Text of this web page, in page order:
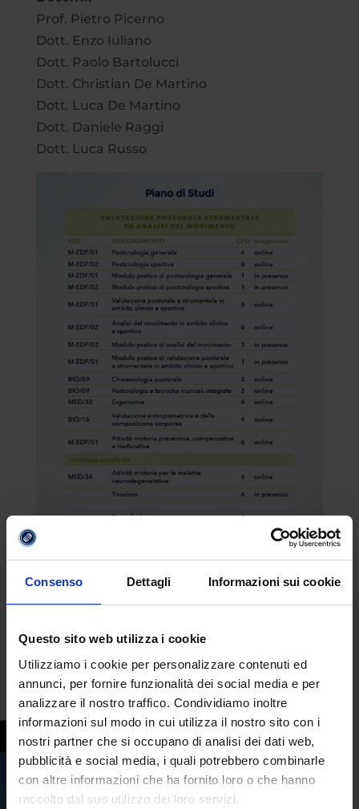
Consenso Dettagli Informazioni sui cookie
Questo sito web utilizza i cookie
Utilizziamo i cookie per personalizzare contenuti ed
annunci, per fornire funzionalità dei social media e per
analizzare il nostro traffico. Condividiamo inoltre
informazioni sul modo in cui utilizza il nostro sito con i
nostri partner che si occupano di analisi dei dati web,
pubblicità e social media, i quali potrebbero combinarle
con altre informazioni che ha fornito loro o che hanno
raccolto dal suo utilizzo dei loro servizi.
Prof. Pietro Picerno
Dott. Enzo Iuliano
Dott. Paolo Bartolucci
Dott. Christian De Martino
Dott. Luca De Martino
Dott. Daniele Raggi
Dott. Luca Russo